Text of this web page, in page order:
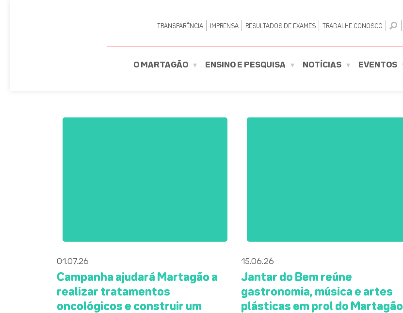
TRANSPARÊNCIA IMPRENSA RESULTADOS DE EXAMES TRABALHE CONOSCO
O MARTAGÃO ENSINO E PESQUISA NOTÍCIAS EVENTOS
01.07.26
Campanha ajudará Martagão a
realizar tratamentos
oncológicos e construir um
15.06.26
Jantar do Bem reúne
gastronomia, música e artes
plásticas em prol do Martagão